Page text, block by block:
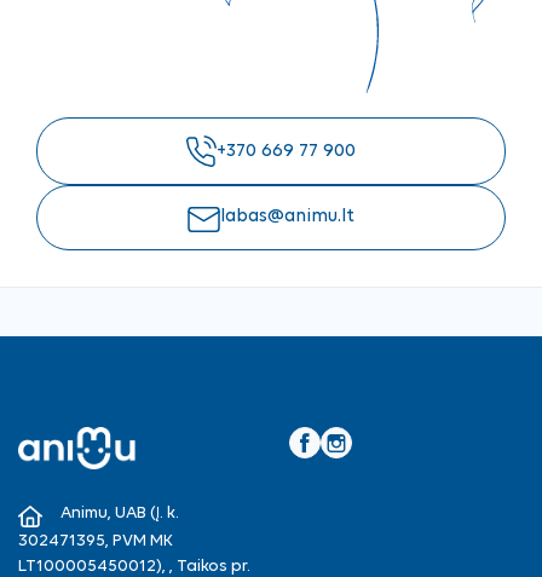
+370 669 77 900
labas@animu.lt
Animu, UAB (Į. k.
302471395, PVM MK
LT100005450012), , Taikos pr.